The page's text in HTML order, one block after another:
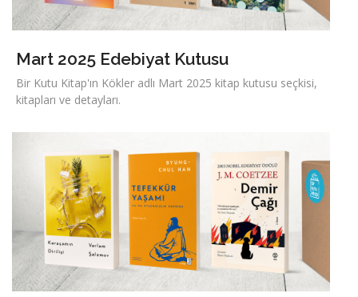
Mart 2025 Edebiyat Kutusu
Bir Kutu Kitap'ın Kökler adlı Mart 2025 kitap kutusu seçkisi,
kitapları ve detayları.